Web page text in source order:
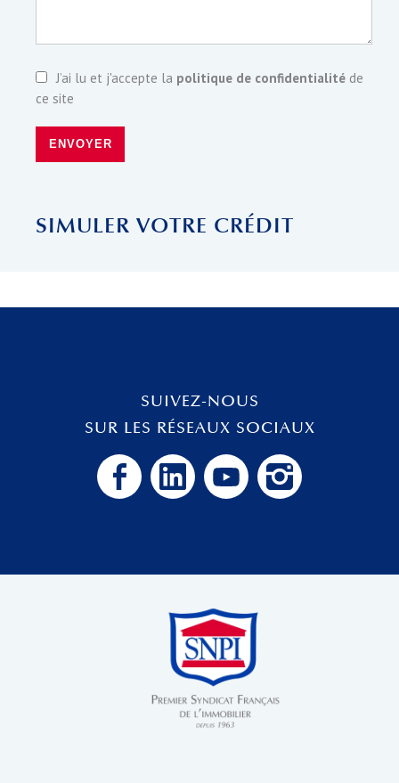
J’ai lu et j'accepte la politique de confidentialité de
ce site
ENVOYER
SIMULER VOTRE CRÉDIT
SUIVEZ-NOUS
SUR LES RÉSEAUX SOCIAUX